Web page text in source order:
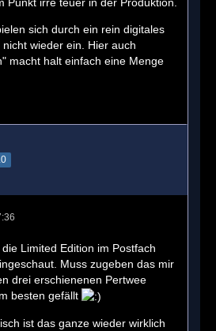
sich durch ein rein digitales
wieder ein. Hier auch
macht halt einfach eine Menge
Limited Edition im Postfach
Muss zugeben das mir
drei erschienenen Pertwee
besten gefällt
ist das ganze wieder wirklich